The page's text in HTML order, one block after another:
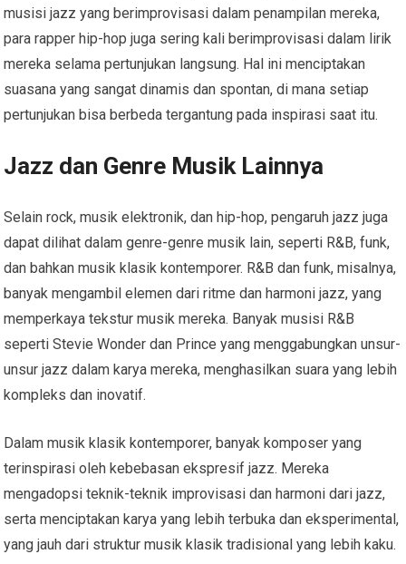
musisi jazz yang berimprovisasi dalam penampilan mereka,
para rapper hip-hop juga sering kali berimprovisasi dalam lirik
mereka selama pertunjukan langsung. Hal ini menciptakan
suasana yang sangat dinamis dan spontan, di mana setiap
pertunjukan bisa berbeda tergantung pada inspirasi saat itu.
Jazz dan Genre Musik Lainnya
Selain rock, musik elektronik, dan hip-hop, pengaruh jazz juga
dapat dilihat dalam genre-genre musik lain, seperti R&B, funk,
dan bahkan musik klasik kontemporer. R&B dan funk, misalnya,
banyak mengambil elemen dari ritme dan harmoni jazz, yang
memperkaya tekstur musik mereka. Banyak musisi R&B
seperti Stevie Wonder dan Prince yang menggabungkan unsur-
unsur jazz dalam karya mereka, menghasilkan suara yang lebih
kompleks dan inovatif.
Dalam musik klasik kontemporer, banyak komposer yang
terinspirasi oleh kebebasan ekspresif jazz. Mereka
mengadopsi teknik-teknik improvisasi dan harmoni dari jazz,
serta menciptakan karya yang lebih terbuka dan eksperimental,
yang jauh dari struktur musik klasik tradisional yang lebih kaku.